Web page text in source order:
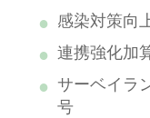
感染対策向
連携強化加
サーベイラ
号